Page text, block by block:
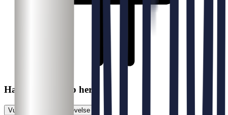
Har du søkt jobb her?
Vurder jobbsøkeropplevelse